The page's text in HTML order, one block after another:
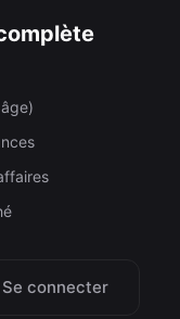
Se connecter